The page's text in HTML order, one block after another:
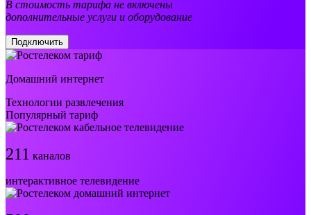
В стоимость тарифа не включены
дополнительные услуги и оборудование
Подключить
Домашний интернет
Технологии развлечения
Популярный тариф
211 каналов
интерактивное телевидение